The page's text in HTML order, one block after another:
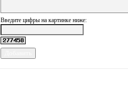
Введите цифры на картинке ниже: